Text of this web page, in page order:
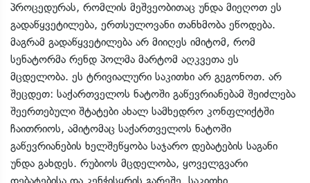
პროცედურას, რომლის მეშვეობითაც უნდა მიეღოთ ეს
გადაწყვეტილება, ერთსულოვანი თანხმობა ეწოდება.
მაგრამ გადაწყვეტილება არ მიიღეს იმიტომ, რომ
სენატორმა რენდ პოლმა მარტომ აღკვეთა ეს
მცდელობა. ეს ტრივიალური საკითხი არ გეგონოთ. არ
შეცდეთ: საქართველოს ნატოში გაწევრიანებამ შეიძლება
შეერთებული შტატები ახალ სამხედრო კონფლიქტში
ჩაითრიოს, ამიტომაც საქართველოს ნატოში
გაწევრიანების ხელშეწყობა საჯარო დებატების საგანი
უნდა გახდეს. რუბიოს მცდელობა, ყოველგვარი